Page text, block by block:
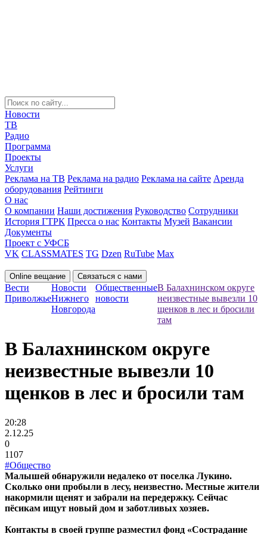
Новости
ТВ
Радио
Программа
Проекты
Услуги
Реклама на ТВ Реклама на радио Реклама на сайте Аренда
оборудования Рейтинги
О нас
О компании Наши достижения Руководство Сотрудники
История ГТРК Пресса о нас Контакты Музей Вакансии
Документы
Проект с УФСБ
VK CLASSMATES TG Dzen RuTube Max
Online вещание Связаться с нами
Вести
Приволжье
Новости
Нижнего
Новгорода
Общественные
новости
В Балахнинском округе
неизвестные вывезли 10
щенков в лес и бросили
там
В Балахнинском округе
неизвестные вывезли 10
щенков в лес и бросили там
20:28
2.12.25
0
1107
#Общество
Малышей обнаружили недалеко от поселка Лукино.
Сколько они пробыли в лесу, неизвестно. Местные жители
накормили щенят и забрали на передержку. Сейчас
пёсикам ищут новый дом и заботливых хозяев.
Контакты в своей группе разместил фонд «Сострадание